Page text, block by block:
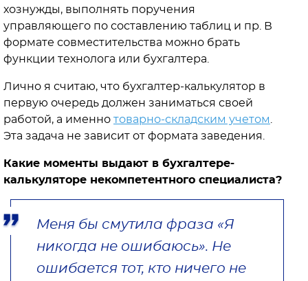
хознужды, выполнять поручения
управляющего по составлению таблиц и пр. В
формате совместительства можно брать
функции технолога или бухгалтера.
Лично я считаю, что бухгалтер-калькулятор в
первую очередь должен заниматься своей
работой, а именно товарно-складским учетом
Эта задача не зависит от формата заведения.
Какие моменты выдают в бухгалтере-
калькуляторе некомпетентного специалиста?
Меня бы смутила фраза «Я
никогда не ошибаюсь». Не
ошибается тот, кто ничего не